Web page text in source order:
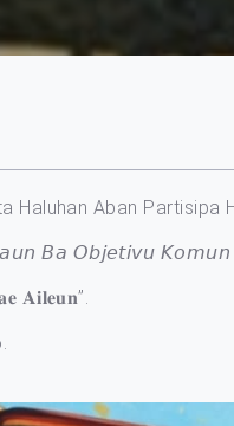
Haluhan Aban Partisipa
𝘉𝘢 𝘖𝘣𝘫𝘦𝘵𝘪𝘷𝘶 𝘒𝘰𝘮𝘶𝘯
𝐀𝐢𝐥𝐞𝐮𝐧”.